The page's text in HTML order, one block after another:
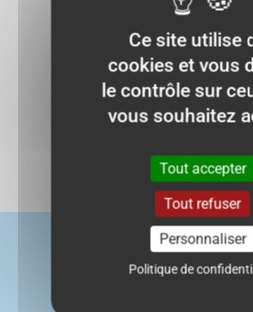
S'abonner

Ce site utilise
cookies et vous
le contrôle sur
vous souhaitez
Tout accepter
Tout refuser
Personnaliser
Politique de